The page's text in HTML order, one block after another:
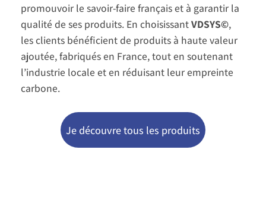
promouvoir le savoir-faire français et à garantir la
qualité de ses produits. En choisissantVDSYS©,
les clients bénéficient de produits à haute valeur
ajoutée, fabriqués en France, tout en soutenant
l’industrie locale et en réduisant leur empreinte
carbone.
Je découvre tous les produits